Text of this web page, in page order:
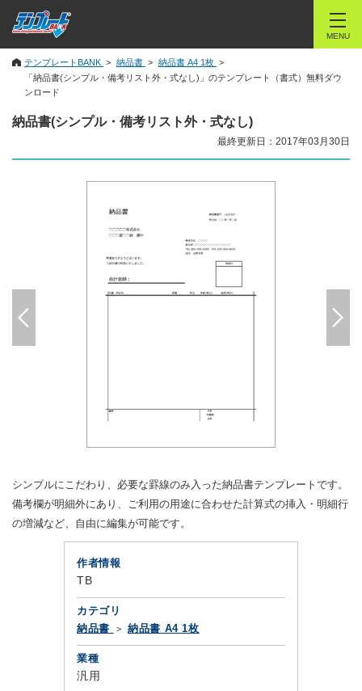
MENU
テンプレートBANK 納品書
納品書 A4 1枚
「納品書(シンプル・備考リスト外・式なし)」のテンプレート（書式）無料ダウ
ンロード
納品書(シンプル・備考リスト外・式なし)
最終更新日：2017年03月30日
シンプルにこだわり、必要な罫線のみ入った納品書テンプレートです。
備考欄が明細外にあり、ご利用の用途に合わせた計算式の挿入・明細行
の増減など、自由に編集が可能です。
作者情報
TB
カテゴリ
納品書
納品書 A4 1枚
業種
汎用